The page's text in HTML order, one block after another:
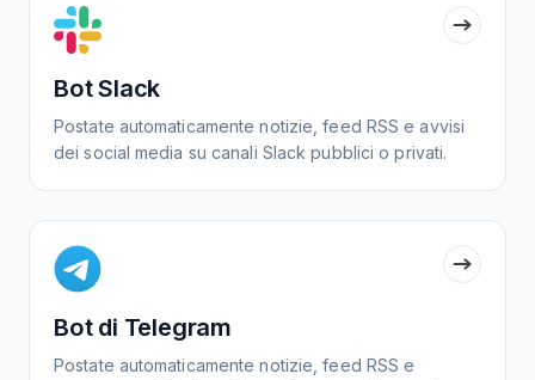
Bot Slack
Postate automaticamente notizie, feed RSS e avvisi
dei social media su canali Slack pubblici o privati.
Bot di Telegram
Postate automaticamente notizie, feed RSS e